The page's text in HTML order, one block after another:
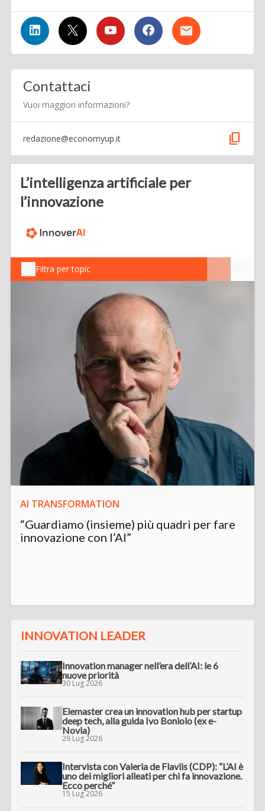
Contattaci
Vuoi maggiori informazioni?
redazione@economyup.it content_copy
L’intelligenza artificiale per
l’innovazione
Filtra per topic
AI TRANSFORMATION
“Guardiamo (insieme) più quadri per fare
innovazione con l’AI”
INNOVATION LEADER
Innovation manager nell’era dell’AI: le 6
nuove priorità
30 Lug 2026
Elemaster crea un innovation hub per startup
deep tech, alla guida Ivo Boniolo (ex e-
Novia)
29 Lug 2026
Intervista con Valeria de Flaviis (CDP): “L’AI è
uno dei migliori alleati per chi fa innovazione.
Ecco perché”
15 Lug 2026